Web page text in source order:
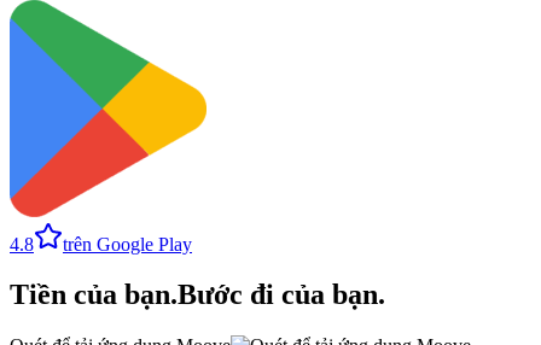
4.8 trên Google Play
Tiền của bạn.Bước đi của bạn.